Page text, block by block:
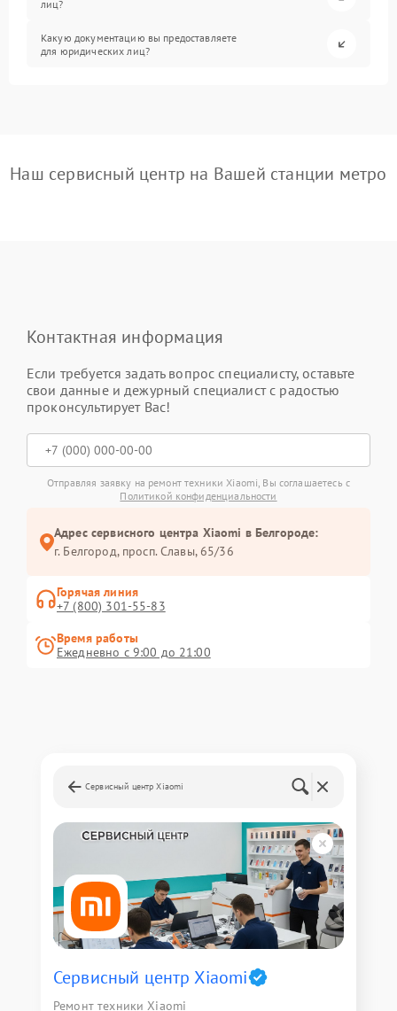
лиц?
Какую документацию вы предоставляете
для юридических лиц?
Наш сервисный центр на Вашей станции метро
Контактная информация
Если требуется задать вопрос специалисту, оставьте
свои данные и дежурный специалист с радостью
проконсультирует Вас!
Отправляя заявку на ремонт техники Xiaomi, Вы соглашаетесь с
Политикой конфиденциальности
Адрес сервисного центра Xiaomi в Белгороде:
г. Белгород, просп. Славы, 65/36
Горячая линия
+7 (800) 301-55-83
Время работы
Ежедневно с 9:00 до 21:00
Сервисный центр Xiaomi
Сервисный центр Xiaomi
Ремонт техники Xiaomi